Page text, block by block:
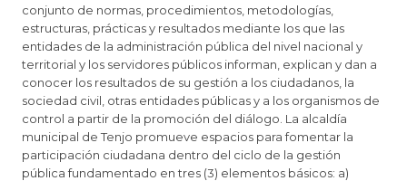
conjunto de normas, procedimientos, metodologías,
estructuras, prácticas y resultados mediante los que las
entidades de la administración pública del nivel nacional y
territorial y los servidores públicos informan, explican y dan a
conocer los resultados de su gestión a los ciudadanos, la
sociedad civil, otras entidades públicas y a los organismos de
control a partir de la promoción del diálogo. La alcaldía
municipal de Tenjo promueve espacios para fomentar la
participación ciudadana dentro del ciclo de la gestión
pública fundamentado en tres (3) elementos básicos: a)